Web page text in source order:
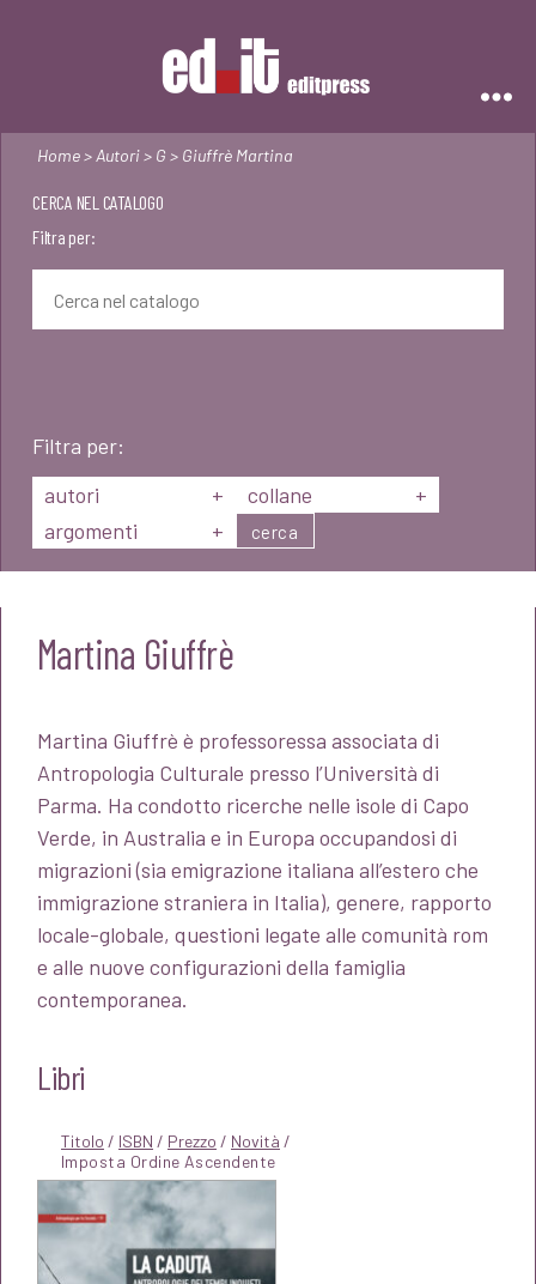
Home> Autori> G > Giuffrè Martina
CERCA NEL CATALOGO
Filtra per:
Filtra per:
autori
+ collane
+
argomenti
+ cerca
Martina Giuffrè
Martina Giuffrè è professoressa associata di
Antropologia Culturale presso l’Università di
Parma. Ha condotto ricerche nelle isole di Capo
Verde, in Australia e in Europa occupandosi di
migrazioni (sia emigrazione italiana all’estero che
immigrazione straniera in Italia), genere, rapporto
locale-globale, questioni legate alle comunità rom
e alle nuove configurazioni della famiglia
contemporanea.
Libri
Titolo / ISBN / Prezzo / Novità /